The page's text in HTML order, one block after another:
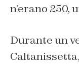
n’erano 250,
Durante un